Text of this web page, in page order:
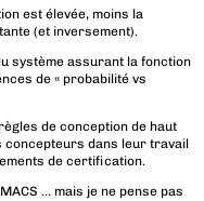
est élevée, moins la
(et inversement).
système assurant la fonction
de « probabilité vs
de conception de haut
concepteurs dans leur travail
de certification.
… mais je ne pense pas